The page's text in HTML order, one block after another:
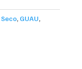
Seco, GUAU,